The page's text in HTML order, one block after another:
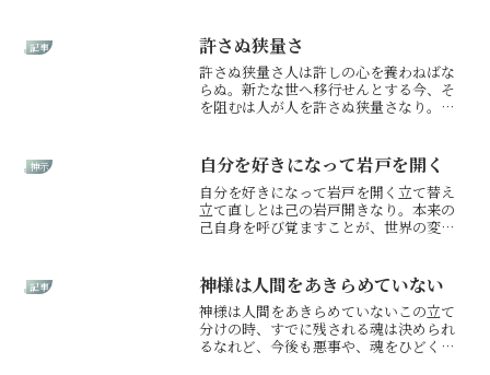
記事 許さぬ狭量さ
許さぬ狭量さ人は許しの心を養わねばな
らぬ。新たな世へ移行せんとする今、そ
を阻むは人が人を許さぬ狭量さなり。許
の危機の時。人同士が争いあっている暇
など無し。人は誰でも過ち...
神示 自分を好きになって岩戸を開く
自分を好きになって岩戸を開く立て替え
立て直しとは己の岩戸開きなり。本来の
己自身を呼び覚ますことが、世界の変革
は不要なり。己の過ちを省みさらなる成
長を図ればよし。これより...
記事 神様は人間をあきらめていない
神様は人間をあきらめていないこの立て
分けの時、すでに残される魂は決められ
るなれど、今後も悪事や、魂をひどく曇